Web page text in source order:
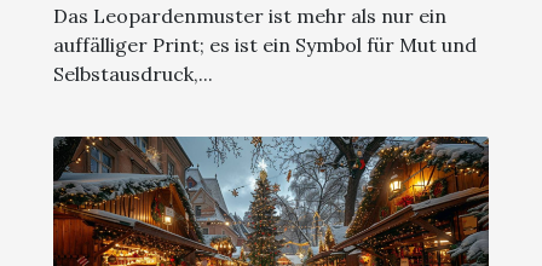
Das Leopardenmuster ist mehr als nur ein
auffälliger Print; es ist ein Symbol für Mut und
Selbstausdruck,...